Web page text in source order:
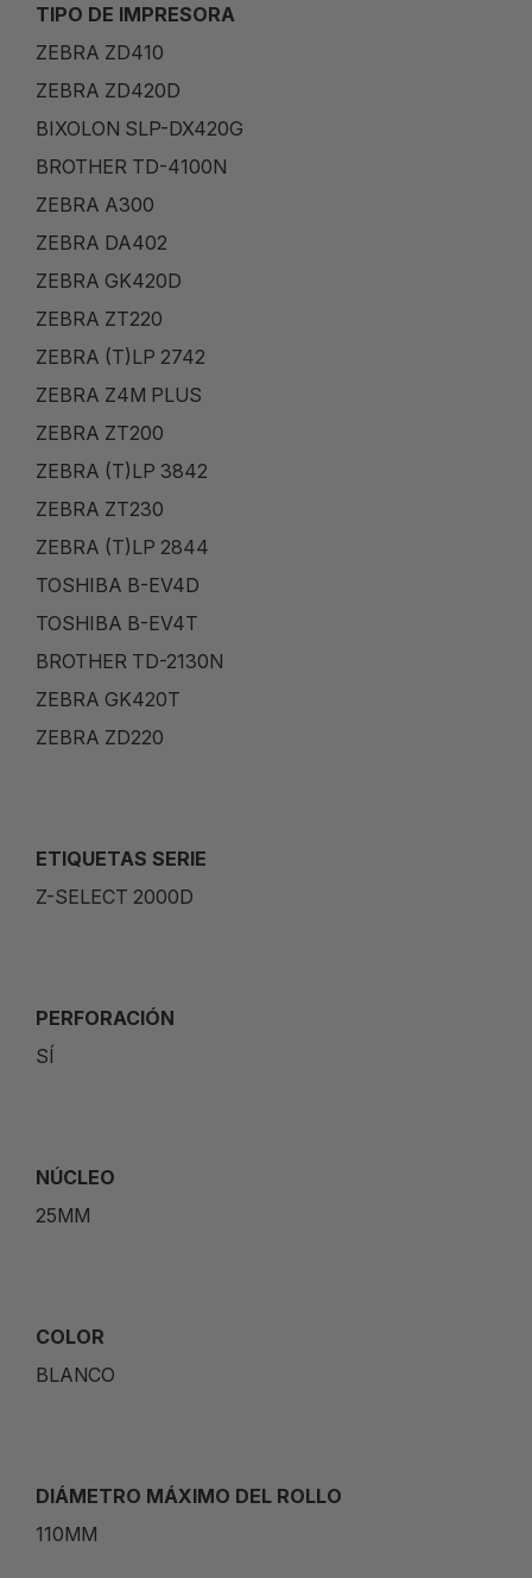
TIPO DE IMPRESORA
ZEBRA ZD410
ZEBRA ZD420D
BIXOLON SLP-DX420G
BROTHER TD-4100N
ZEBRA A300
ZEBRA DA402
ZEBRA GK420D
ZEBRA ZT220
ZEBRA (T)LP 2742
ZEBRA Z4M PLUS
ZEBRA ZT200
ZEBRA (T)LP 3842
ZEBRA ZT230
ZEBRA (T)LP 2844
TOSHIBA B-EV4D
TOSHIBA B-EV4T
BROTHER TD-2130N
ZEBRA GK420T
ZEBRA ZD220
ETIQUETAS SERIE
Z-SELECT 2000D
PERFORACIÓN
SÍ
NÚCLEO
25MM
COLOR
BLANCO
DIÁMETRO MÁXIMO DEL ROLLO
110MM